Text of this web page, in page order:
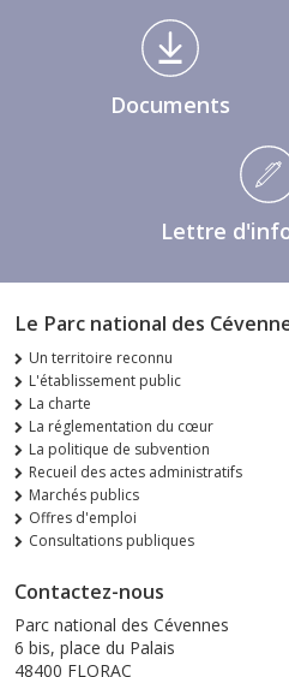
Médiathèque Footer
Documents
Lettre
Le Parc national des
Un territoire reconnu
L'établissement public
La charte
La réglementation du cœur
La politique de subvention
Recueil des actes administratifs
Marchés publics
Offres d'emploi
Consultations publiques
Contactez-nous
Parc national des Cévennes
6 bis, place du Palais
48400 FLORAC